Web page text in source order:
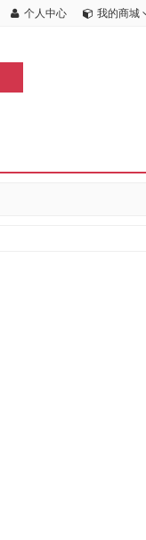
个人中心 我的商城